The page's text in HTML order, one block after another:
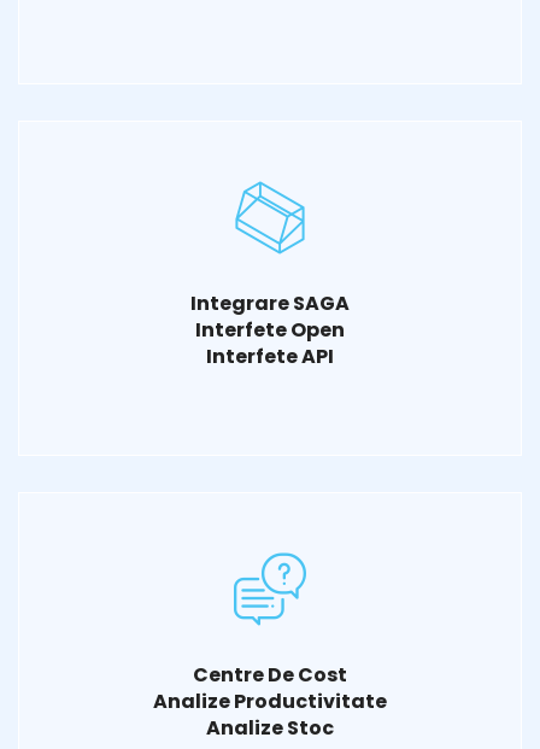
Integrare SAGA
Interfete Open
Interfete API
Centre De Cost
Analize Productivitate
Analize Stoc